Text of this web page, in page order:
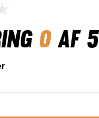
0af 5